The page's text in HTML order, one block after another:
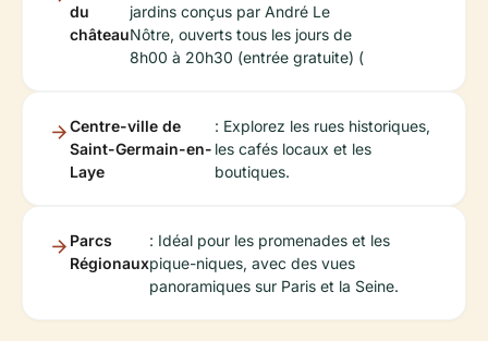
du
château
jardins conçus par André Le
Nôtre, ouverts tous les jours de
8h00 à 20h30 (entrée gratuite) (
Centre-ville de
Saint-Germain-en-
Laye
: Explorez les rues historiques,
les cafés locaux et les
boutiques.
Parcs
Régionaux
: Idéal pour les promenades et les
pique-niques, avec des vues
panoramiques sur Paris et la Seine.